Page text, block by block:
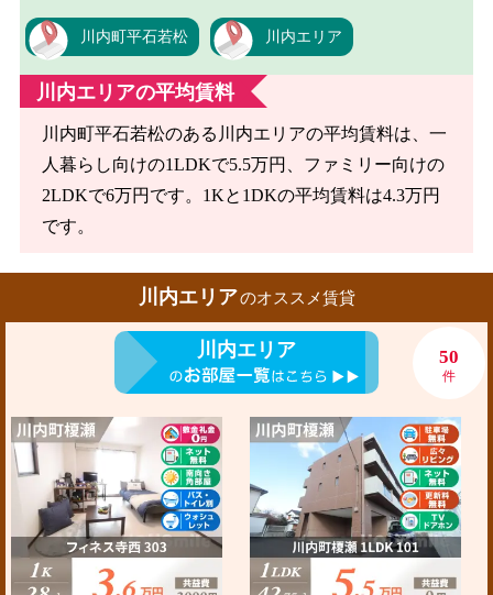
川内町平石若松 川内エリア
川内エリアの平均賃料
川内町平石若松のある川内エリアの平均賃料は、一
人暮らし向けの1LDKで5.5万円、ファミリー向けの
2LDKで6万円です。1Kと1DKの平均賃料は4.3万円
です。
川内エリアのオススメ賃貸
川内エリア 50
件